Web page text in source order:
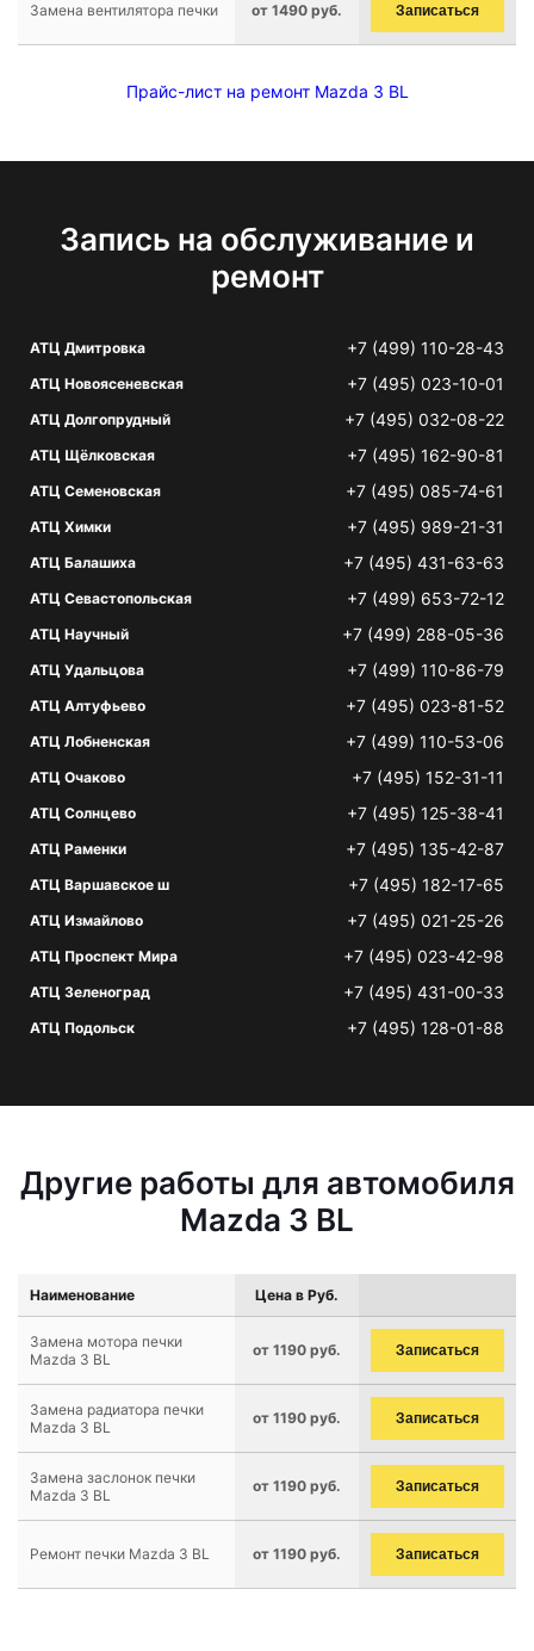
Замена вентилятора печки от 1490 руб. Записаться
Прайс-лист на ремонт Mazda 3 BL
Запись на обслуживание и
ремонт
АТЦ Дмитровка +7 (499) 110-28-43
АТЦ Новоясеневская +7 (495) 023-10-01
АТЦ Долгопрудный +7 (495) 032-08-22
АТЦ Щёлковская +7 (495) 162-90-81
АТЦ Семеновская +7 (495) 085-74-61
АТЦ Химки +7 (495) 989-21-31
АТЦ Балашиха +7 (495) 431-63-63
АТЦ Севастопольская +7 (499) 653-72-12
АТЦ Научный +7 (499) 288-05-36
АТЦ Удальцова +7 (499) 110-86-79
АТЦ Алтуфьево +7 (495) 023-81-52
АТЦ Лобненская +7 (499) 110-53-06
АТЦ Очаково +7 (495) 152-31-11
АТЦ Солнцево +7 (495) 125-38-41
АТЦ Раменки +7 (495) 135-42-87
АТЦ Варшавское ш +7 (495) 182-17-65
АТЦ Измайлово +7 (495) 021-25-26
АТЦ Проспект Мира +7 (495) 023-42-98
АТЦ Зеленоград +7 (495) 431-00-33
АТЦ Подольск +7 (495) 128-01-88
Другие работы для автомобиля
Mazda 3 BL
Наименование Цена в Руб.
Замена мотора печки
Mazda 3 BL
от 1190 руб. Записаться
Замена радиатора печки
Mazda 3 BL
от 1190 руб. Записаться
Замена заслонок печки
Mazda 3 BL
от 1190 руб. Записаться
Ремонт печки Mazda 3 BL от 1190 руб. Записаться